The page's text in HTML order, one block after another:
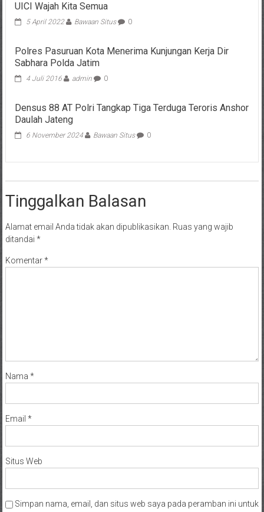
UICI Wajah Kita Semua
5 April 2022 Bawaan Situs 0
Polres Pasuruan Kota Menerima Kunjungan Kerja Dir
Sabhara Polda Jatim
4 Juli 2016 admin 0
Densus 88 AT Polri Tangkap Tiga Terduga Teroris Anshor
Daulah Jateng
6 November 2024 Bawaan Situs 0
Tinggalkan Balasan
Alamat email Anda tidak akan dipublikasikan. Ruas yang wajib
ditandai *
Komentar*
Nama *
Email *
Situs Web
Simpan nama, email, dan situs web saya pada peramban ini untuk